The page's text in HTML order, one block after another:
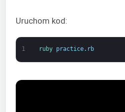
Uruchom kod:
1 ruby practice. rb